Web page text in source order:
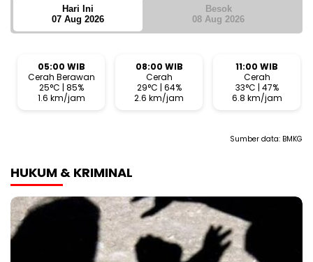
Hari Ini
07 Aug 2026
Besok
08 Aug 2026
05:00 WIB
Cerah Berawan
25°C | 85%
1.6 km/jam
08:00 WIB
Cerah
29°C | 64%
2.6 km/jam
11:00 WIB
Cerah
33°C | 47%
6.8 km/jam
Sumber data: BMKG
HUKUM & KRIMINAL